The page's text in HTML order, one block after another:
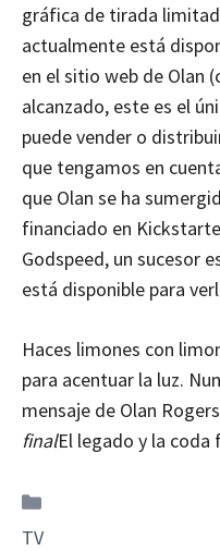
gráfica de tirada
actualmente está
en el sitio web de Olan
alcanzado, este es el
puede vender o
que tengamos en
que Olan se ha
financiado en
Godspeed, un sucesor
está disponible para
Haces limones con
para acentuar la luz.
mensaje de Olan
finalEl legado y la coda
TV